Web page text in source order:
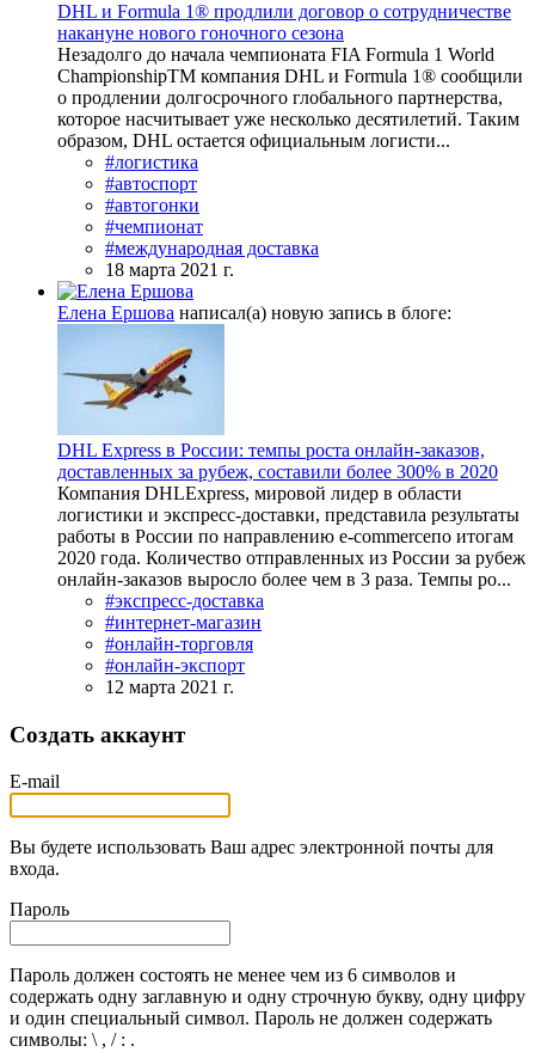
DHL и Formula 1® продлили договор о сотрудничестве
накануне нового гоночного сезона
Незадолго до начала чемпионата FIA Formula 1 World
ChampionshipTM компания DHL и Formula 1® сообщили
о продлении долгосрочного глобального партнерства,
которое насчитывает уже несколько десятилетий. Таким
образом, DHL остается официальным логисти...
#логистика
#автоспорт
#автогонки
#чемпионат
#международная доставка
18 марта 2021 г.
Елена Ершова написал(а) новую запись в блоге:
DHL Express в России: темпы роста онлайн-заказов,
доставленных за рубеж, составили более 300% в 2020
Компания DHLExpress, мировой лидер в области
логистики и экспресс-доставки, представила результаты
работы в России по направлению e-commerceпо итогам
2020 года. Количество отправленных из России за рубеж
онлайн-заказов выросло более чем в 3 раза. Темпы ро...
#экспресс-доставка
#интернет-магазин
#онлайн-торговля
#онлайн-экспорт
12 марта 2021 г.
Создать аккаунт
E-mail
Вы будете использовать Ваш адрес электронной почты для
входа.
Пароль
Пароль должен состоять не менее чем из 6 символов и
содержать одну заглавную и одну строчную букву, одну цифру
и один специальный символ. Пароль не должен содержать
символы: \ , / : .